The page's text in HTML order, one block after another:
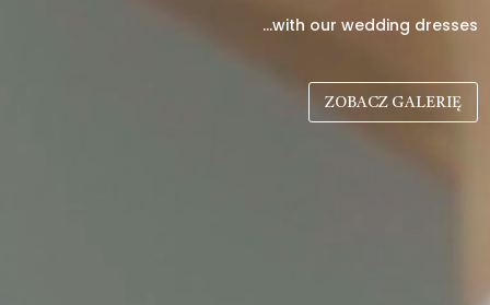
…with our wedding dresses
ZOBACZ GALERIĘ